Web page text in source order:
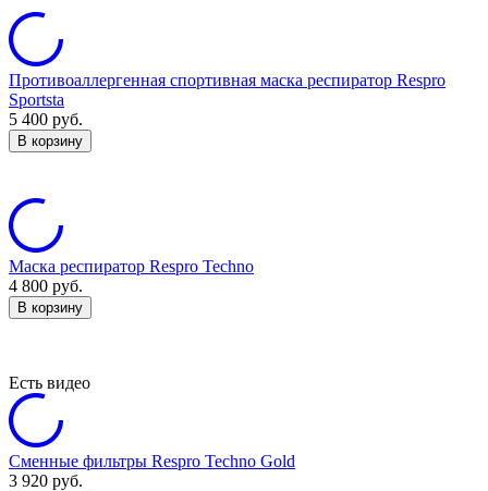
Противоаллергенная спортивная маска респиратор Respro
Sportsta
5 400 руб.
В корзину
Маска респиратор Respro Techno
4 800 руб.
В корзину
Есть видео
Сменные фильтры Respro Techno Gold
3 920 руб.